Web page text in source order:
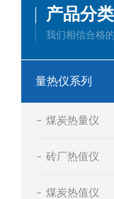
产品分类
我们相信合格
量热仪系列
煤炭热量仪
砖厂热值仪
煤炭热值仪